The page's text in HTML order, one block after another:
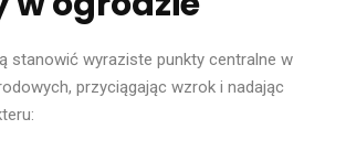
stanowić wyraziste punkty centralne w
przyciągając wzrok i nadając